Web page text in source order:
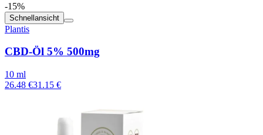
-15%
Schnellansicht
Plantis
CBD-Öl 5% 500mg
10 ml
26.48 €31.15 €